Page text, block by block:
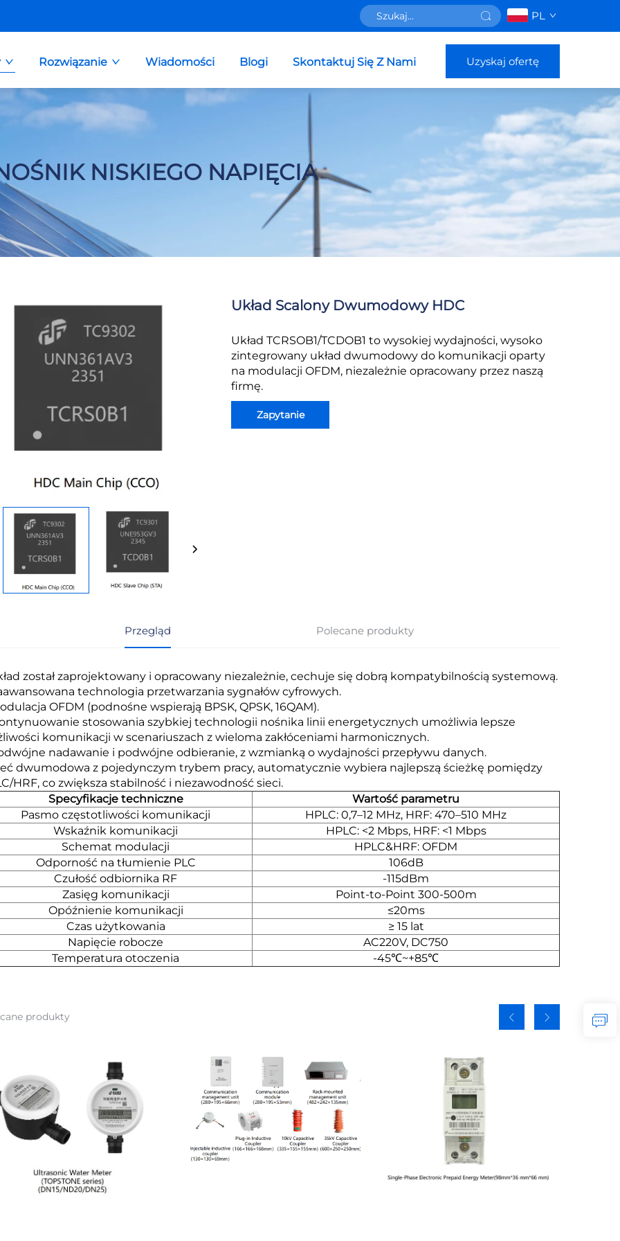
PL
Rozwiązanie Wiadomości Blogi Skontaktuj Się Z Nami Uzyskaj ofertę
NISKIEGO NAPIĘCIA
Układ Scalony Dwumodowy HDC
Układ TCRSOB1/TCDOB1 to wysokiej wydajności, wysoko
zintegrowany układ dwumodowy do komunikacji oparty
na modulacji OFDM, niezależnie opracowany przez naszą
firmę.
Zapytanie
Przegląd Polecane produkty
został zaprojektowany i opracowany niezależnie, cechuje się dobrą kompatybilnością systemową.
technologia przetwarzania sygnałów cyfrowych.
OFDM (podnośne wspierają BPSK, QPSK, 16QAM).
stosowania szybkiej technologii nośnika linii energetycznych umożliwia lepsze
komunikacji w scenariuszach z wieloma zakłóceniami harmonicznych.
nadawanie i podwójne odbieranie, z wzmianką o wydajności przepływu danych.
dwumodowa z pojedynczym trybem pracy, automatycznie wybiera najlepszą ścieżkę pomiędzy
HRF, co zwiększa stabilność i niezawodność sieci.
Specyfikacje techniczne
Wartość parametru
Pasmo częstotliwości komunikacji
HPLC: 0,7–12 MHz, HRF: 470–510 MHz
Wskaźnik komunikacji
HPLC: <2 Mbps, HRF: <1 Mbps
Schemat modulacji
HPLC&HRF: OFDM
Odporność na tłumienie PLC
106dB
Czułość odbiornika RF
-115dBm
Zasięg komunikacji
Point-to-Point 300-500m
Opóźnienie komunikacji
≤20ms
Czas użytkowania
≥ 15 lat
Napięcie robocze
AC220V, DC750
Temperatura otoczenia
-45℃~+85℃
produkty